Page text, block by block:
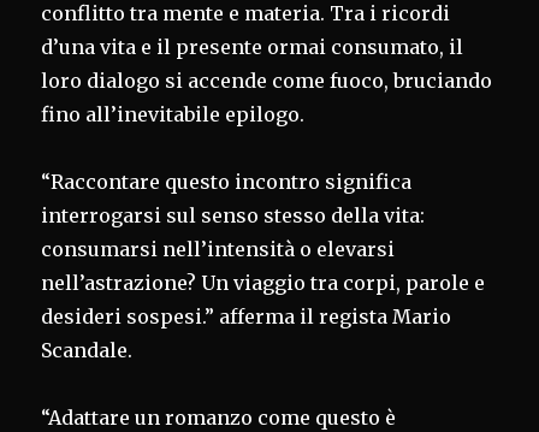
conflitto tra mente e materia. Tra i ricordi
d’una vita e il presente ormai consumato, il
loro dialogo si accende come fuoco, bruciando
fino all’inevitabile epilogo.
“Raccontare questo incontro significa
interrogarsi sul senso stesso della vita:
consumarsi nell’intensità o elevarsi
nell’astrazione? Un viaggio tra corpi, parole e
desideri sospesi.” afferma il regista Mario
Scandale.
“Adattare un romanzo come questo è